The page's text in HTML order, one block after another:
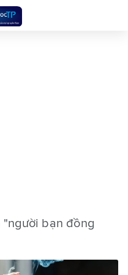
"người bạn đồng